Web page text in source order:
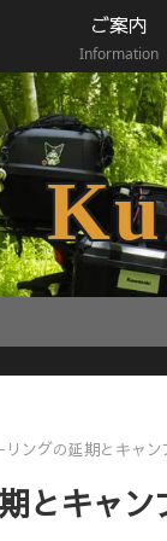
ご案内
Information
リングの延期とキャ
とキャン